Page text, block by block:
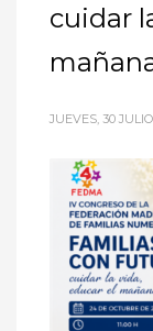
cuidar
JUEVES, 30